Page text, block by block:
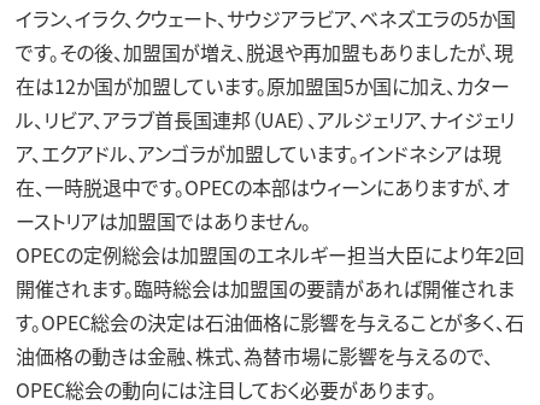
イラン、イラク、クウェート、サウジアラビア、ベネズエラの5か国
です。その後、加盟国が増え、脱退や再加盟もありましたが、現
在は12か国が加盟しています。原加盟国5か国に加え、カター
ル、リビア、アラブ首長国連邦（UAE）、アルジェリア、ナイジェリ
ア、エクアドル、アンゴラが加盟しています。インドネシアは現
在、一時脱退中です。OPECの本部はウィーンにありますが、オ
ーストリアは加盟国ではありません。
OPECの定例総会は加盟国のエネルギー担当大臣により年2回
開催されます。臨時総会は加盟国の要請があれば開催されま
す。OPEC総会の決定は石油価格に影響を与えることが多く、石
油価格の動きは金融、株式、為替市場に影響を与えるので、
OPEC総会の動向には注目しておく必要があります。